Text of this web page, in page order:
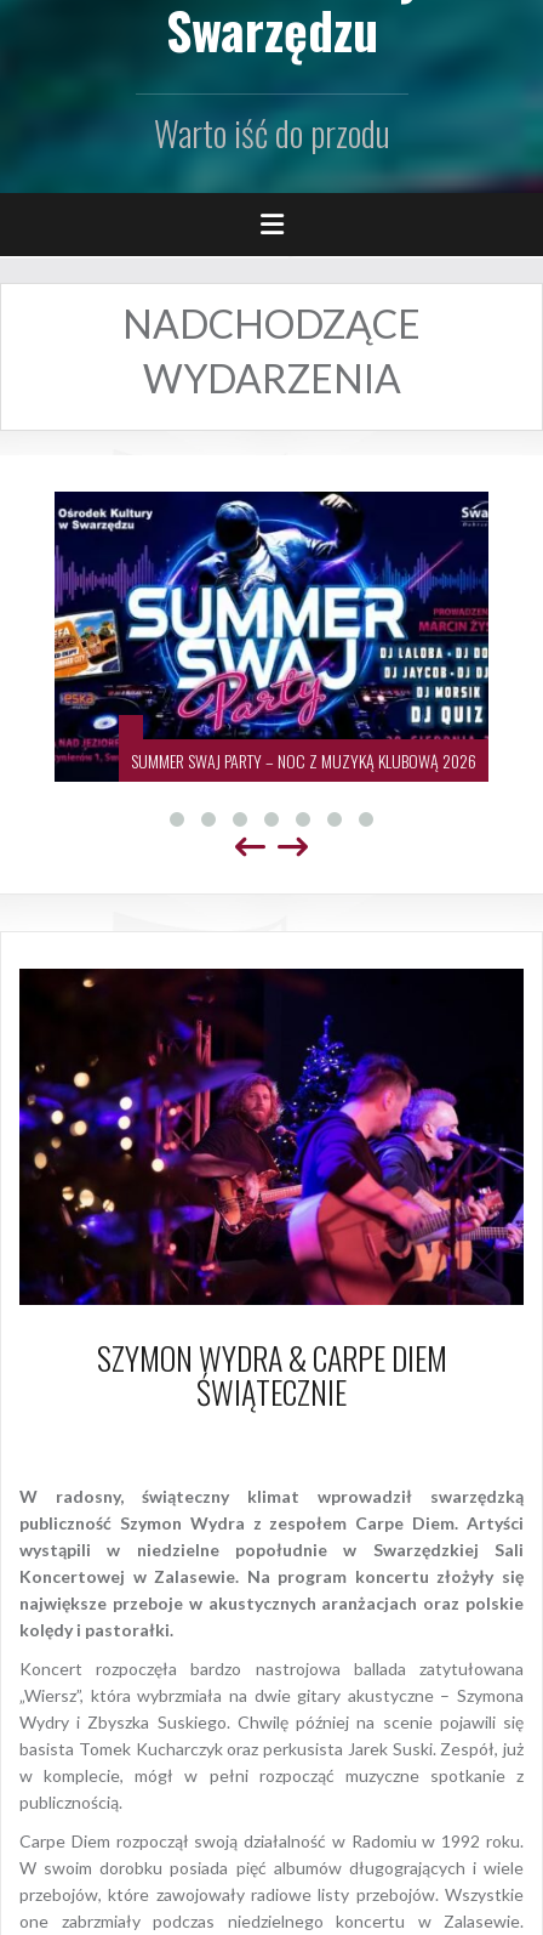
Swarzędzu
Warto iść do przodu
NADCHODZĄCE
WYDARZENIA
19. Międzynarodowy Festiwal Sztuki Ludowej
SZYMON WYDRA & CARPE DIEM
ŚWIĄTECZNIE
W radosny, świąteczny klimat wprowadził swarzędzką
publiczność Szymon Wydra z zespołem Carpe Diem. Artyści
wystąpili w niedzielne popołudnie w Swarzędzkiej Sali
Koncertowej w Zalasewie. Na program koncertu złożyły się
największe przeboje w akustycznych aranżacjach oraz polskie
kolędy i pastorałki.
Koncert rozpoczęła bardzo nastrojowa ballada zatytułowana
„Wiersz”, która wybrzmiała na dwie gitary akustyczne – Szymona
Wydry i Zbyszka Suskiego. Chwilę później na scenie pojawili się
basista Tomek Kucharczyk oraz perkusista Jarek Suski. Zespół, już
w komplecie, mógł w pełni rozpocząć muzyczne spotkanie z
publicznością.
Carpe Diem rozpoczął swoją działalność w Radomiu w 1992 roku.
W swoim dorobku posiada pięć albumów długogrających i wiele
przebojów, które zawojowały radiowe listy przebojów. Wszystkie
one zabrzmiały podczas niedzielnego koncertu w Zalasewie.